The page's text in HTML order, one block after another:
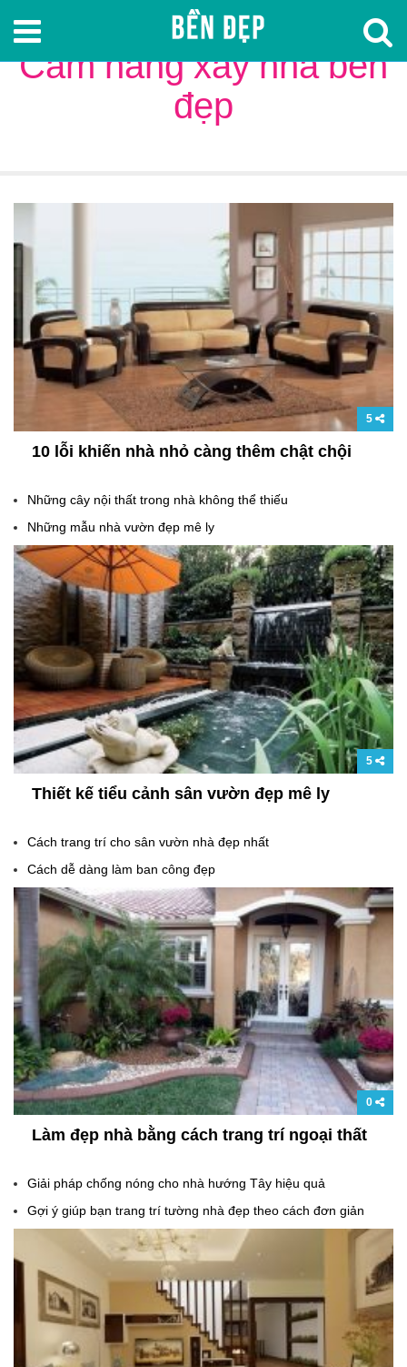
Cẩm nang xây nhà bền
đẹp
5
10 lỗi khiến nhà nhỏ càng thêm chật chội
Những cây nội thất trong nhà không thể thiếu
Những mẫu nhà vườn đẹp mê ly
5
Thiết kế tiểu cảnh sân vườn đẹp mê ly
Cách trang trí cho sân vườn nhà đẹp nhất
Cách dễ dàng làm ban công đẹp
0
Làm đẹp nhà bằng cách trang trí ngoại thất
Giải pháp chống nóng cho nhà hướng Tây hiệu quả
Gợi ý giúp bạn trang trí tường nhà đẹp theo cách đơn giản